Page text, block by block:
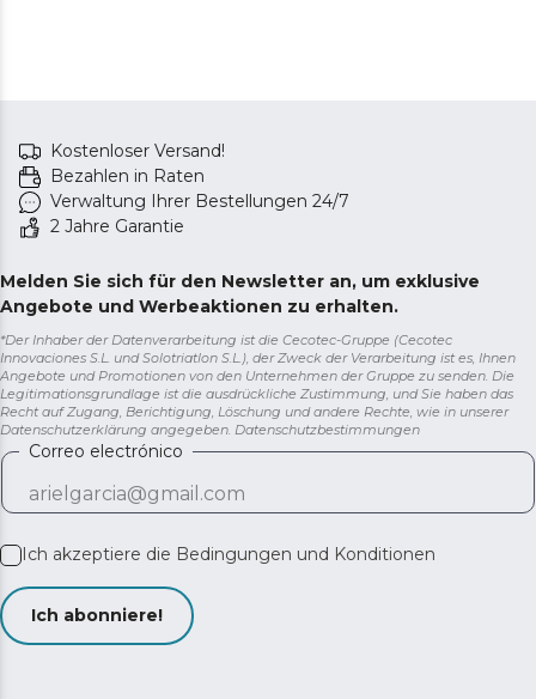
Kostenloser Versand!
Bezahlen in Raten
Verwaltung Ihrer Bestellungen 24/7
2 Jahre Garantie
Melden Sie sich für den Newsletter an, um exklusive
Angebote und Werbeaktionen zu erhalten.
*Der Inhaber der Datenverarbeitung ist die Cecotec-Gruppe (Cecotec
Innovaciones S.L. und Solotriatlon S.L.), der Zweck der Verarbeitung ist es, Ihnen
Angebote und Promotionen von den Unternehmen der Gruppe zu senden. Die
Legitimationsgrundlage ist die ausdrückliche Zustimmung, und Sie haben das
Recht auf Zugang, Berichtigung, Löschung und andere Rechte, wie in unserer
Datenschutzerklärung angegeben. Datenschutzbestimmungen
Correo electrónico
Ich akzeptiere die Bedingungen und Konditionen
Ich abonniere!